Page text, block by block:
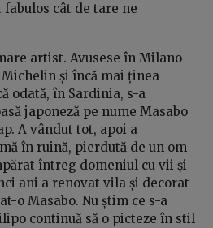
cât de tare ne
artist. Avusese în Milano
și încă mai ținea
odată, în Sardinia, s-a
japoneză pe nume Masabo
A vândut tot, apoi a
în ruină, pierdută de un om
întreg domeniul cu vii și
ani a renovat vila și decorat-
o Masabo. Nu știm ce s-a
continuă să o picteze în stil